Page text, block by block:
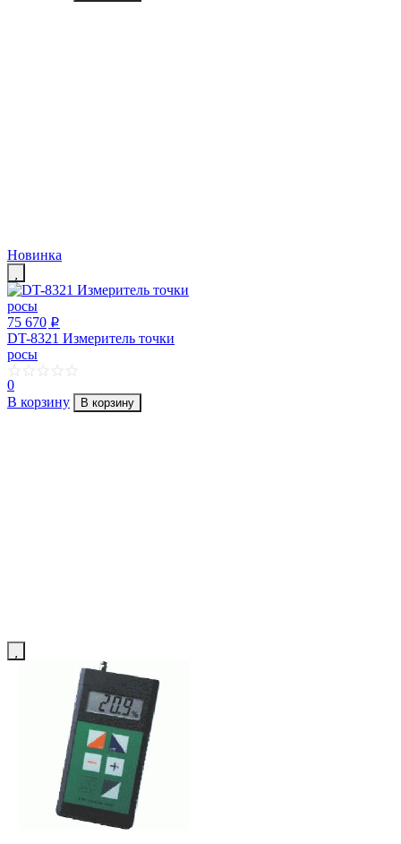
Новинка
75 670 p
DT-8321 Измеритель точки
росы
0
В корзину
В корзину